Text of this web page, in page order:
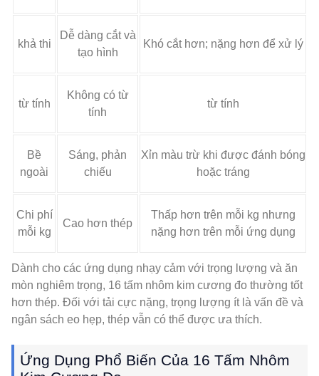
khả thi
Dễ dàng cắt và
tạo hình
Khó cắt hơn; nặng hơn để xử lý
từ tính
Không có từ
tính
từ tính
Bề
ngoài
Sáng, phản
chiếu
Xỉn màu trừ khi được đánh bóng
hoặc tráng
Chi phí
mỗi kg
Cao hơn thép
Thấp hơn trên mỗi kg nhưng
nặng hơn trên mỗi ứng dụng
Dành cho các ứng dụng nhạy cảm với trọng lượng và ăn
mòn nghiêm trọng, 16 tấm nhôm kim cương đo thường tốt
hơn thép. Đối với tải cực nặng, trọng lượng ít là vấn đề và
ngân sách eo hẹp, thép vẫn có thể được ưa thích.
Ứng Dụng Phổ Biến Của 16 Tấm Nhôm